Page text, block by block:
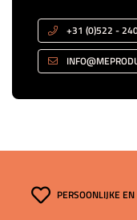
+31 (0)522 -
PERSOONLIJKE